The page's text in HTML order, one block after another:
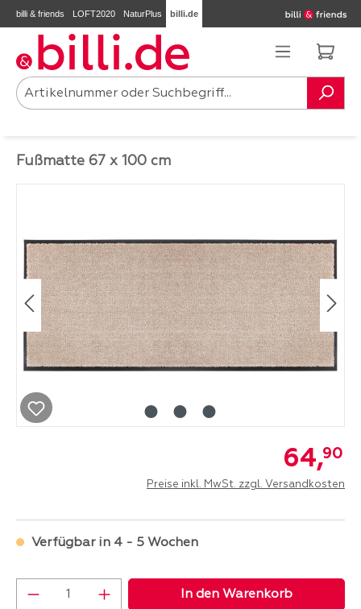
Zum Hauptinhalt springen
billi & friends LOFT2020 NaturPlus billi.de
Fußmatte 67 x 100 cm
64,90
Preise inkl. MwSt. zzgl. Versandkosten
Verfügbar in 4 - 5 Wochen
Produkt Anzahl: Gib den gewünschten
In den Warenkorb